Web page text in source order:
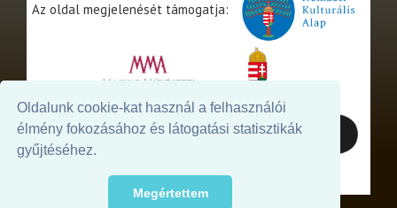
Oldalunk cookie-kat használ a felhasználói
élmény fokozásához és látogatási statisztikák
gyűjtéséhez.
Megértettem
Az oldal megjelenését támogatja: